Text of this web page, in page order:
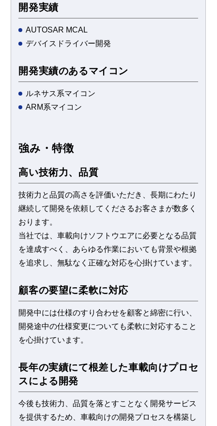
開発実績
AUTOSAR MCAL
デバイスドライバー開発
開発実績のあるマイコン
ルネサス系マイコン
ARM系マイコン
強み・特徴
高い技術力、品質
技術力と品質の高さを評価いただき、長期にわたり
継続して開発を依頼してくださるお客さまが数多く
おります。
当社では、車載向けソフトウエアに必要となる品質
を達成すべく、あらゆる作業においても背景や根拠
を追求し、無駄なく正確な対応を心掛けています。
顧客の要望に柔軟に対応
開発中には仕様のすり合わせを顧客と綿密に行い、
開発途中の仕様変更についても柔軟に対応すること
を心掛けています。
長年の実績にて根差した車載向けプロセ
スによる開発
今後も技術力、品質を落とすことなく開発サービス
を提供するため、車載向けの開発プロセスを構築し